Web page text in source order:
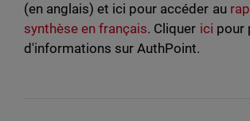
(en anglais) et ici pour accéder au
synthèse en français. Cliquer ici pour
d'informations sur AuthPoint.